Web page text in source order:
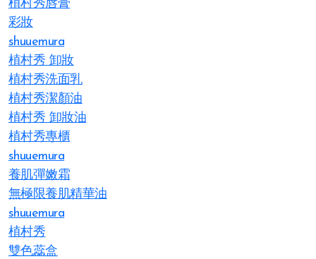
植村秀唇膏
彩妝
shuuemura
植村秀 卸妝
植村秀洗面乳
植村秀潔顏油
植村秀 卸妝油
植村秀專櫃
shuuemura
養肌彈嫩霜
無極限養肌精華油
shuuemura
植村秀
雙色蕊盒